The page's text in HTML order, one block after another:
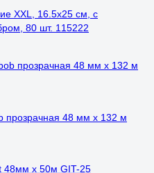
XXL, 16.5x25 см, с
80 шт. 115222
прозрачная 48 мм х 132 м